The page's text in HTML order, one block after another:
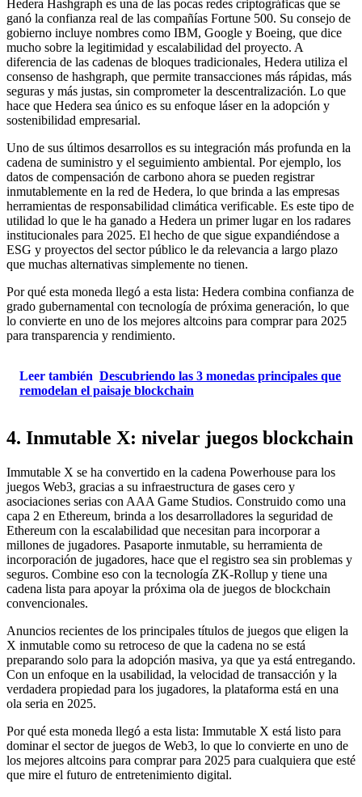
Hedera Hashgraph es una de las pocas redes criptográficas que se
ganó la confianza real de las compañías Fortune 500. Su consejo de
gobierno incluye nombres como IBM, Google y Boeing, que dice
mucho sobre la legitimidad y escalabilidad del proyecto. A
diferencia de las cadenas de bloques tradicionales, Hedera utiliza el
consenso de hashgraph, que permite transacciones más rápidas, más
seguras y más justas, sin comprometer la descentralización. Lo que
hace que Hedera sea único es su enfoque láser en la adopción y
sostenibilidad empresarial.
Uno de sus últimos desarrollos es su integración más profunda en la
cadena de suministro y el seguimiento ambiental. Por ejemplo, los
datos de compensación de carbono ahora se pueden registrar
inmutablemente en la red de Hedera, lo que brinda a las empresas
herramientas de responsabilidad climática verificable. Es este tipo de
utilidad lo que le ha ganado a Hedera un primer lugar en los radares
institucionales para 2025. El hecho de que sigue expandiéndose a
ESG y proyectos del sector público le da relevancia a largo plazo
que muchas alternativas simplemente no tienen.
Por qué esta moneda llegó a esta lista: Hedera combina confianza de
grado gubernamental con tecnología de próxima generación, lo que
lo convierte en uno de los mejores altcoins para comprar para 2025
para transparencia y rendimiento.
Leer también Descubriendo las 3 monedas principales que
remodelan el paisaje blockchain
4. Inmutable X: nivelar juegos blockchain
Immutable X se ha convertido en la cadena Powerhouse para los
juegos Web3, gracias a su infraestructura de gases cero y
asociaciones serias con AAA Game Studios. Construido como una
capa 2 en Ethereum, brinda a los desarrolladores la seguridad de
Ethereum con la escalabilidad que necesitan para incorporar a
millones de jugadores. Pasaporte inmutable, su herramienta de
incorporación de jugadores, hace que el registro sea sin problemas y
seguros. Combine eso con la tecnología ZK-Rollup y tiene una
cadena lista para apoyar la próxima ola de juegos de blockchain
convencionales.
Anuncios recientes de los principales títulos de juegos que eligen la
X inmutable como su retroceso de que la cadena no se está
preparando solo para la adopción masiva, ya que ya está entregando.
Con un enfoque en la usabilidad, la velocidad de transacción y la
verdadera propiedad para los jugadores, la plataforma está en una
ola seria en 2025.
Por qué esta moneda llegó a esta lista: Immutable X está listo para
dominar el sector de juegos de Web3, lo que lo convierte en uno de
los mejores altcoins para comprar para 2025 para cualquiera que esté
que mire el futuro de entretenimiento digital.